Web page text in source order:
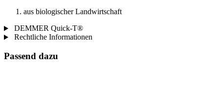
aus biologischer Landwirtschaft
DEMMER Quick-T®
Rechtliche Informationen
Passend dazu